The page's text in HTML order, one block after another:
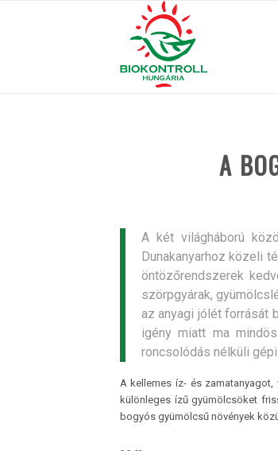
A
A két világháború
Dunakanyarhoz közeli
öntözőrendszerek
szörpgyárak,
az anyagi jólét forrását
igény miatt ma
roncsolódás nélküli gépi
A kellemes íz- és
különleges ízű gyümölcsöket
bogyós gyümölcsű növények